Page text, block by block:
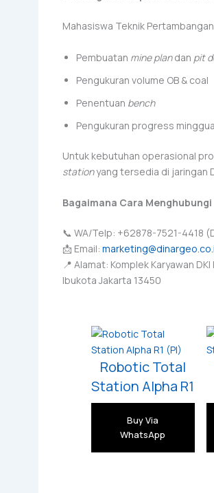
Mahasiswa Teknik
Pembuatan mine plandan pit
Pengukuran volume OB & coal
Penentuan bench
Pengukuran progress
Untuk kebutuhan operasional
stationyang tersedia di jaringan
Bagaimana Cara Menghubungi
📞 WA/Telp: +62878-7521-4418
📩 Email:
📍 Alamat: Komplek Karyawan
Ibukota Jakarta 13450
Robotic Total
Station Alpha R1
Buy Via
WhatsApp